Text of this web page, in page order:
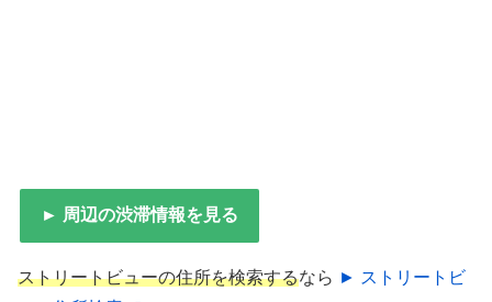
► 周辺の渋滞情報を見る
ストリートビューの住所を検索するなら ► ストリートビ